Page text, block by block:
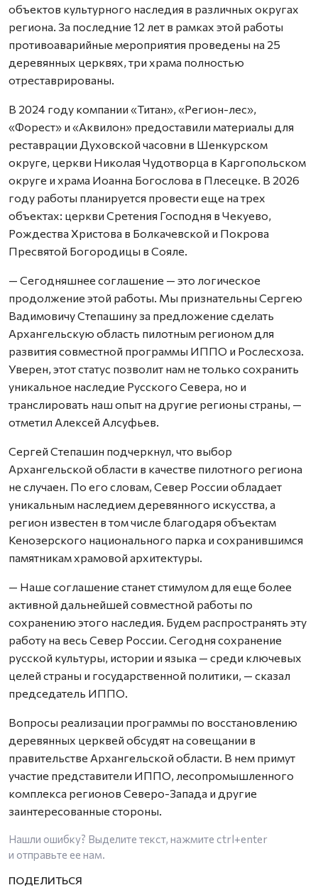
объектов культурного наследия в различных округах
региона. За последние 12 лет в рамках этой работы
противоаварийные мероприятия проведены на 25
деревянных церквях, три храма полностью
отреставрированы.
В 2024 году компании «Титан», «Регион-лес»,
«Форест» и «Аквилон» предоставили материалы для
реставрации Духовской часовни в Шенкурском
округе, церкви Николая Чудотворца в Каргопольском
округе и храма Иоанна Богослова в Плесецке. В 2026
году работы планируется провести еще на трех
объектах: церкви Сретения Господня в Чекуево,
Рождества Христова в Болкачевской и Покрова
Пресвятой Богородицы в Сояле.
— Сегодняшнее соглашение — это логическое
продолжение этой работы. Мы признательны Сергею
Вадимовичу Степашину за предложение сделать
Архангельскую область пилотным регионом для
развития совместной программы ИППО и Рослесхоза.
Уверен, этот статус позволит нам не только сохранить
уникальное наследие Русского Севера, но и
транслировать наш опыт на другие регионы страны, —
отметил Алексей Алсуфьев.
Сергей Степашин подчеркнул, что выбор
Архангельской области в качестве пилотного региона
не случаен. По его словам, Север России обладает
уникальным наследием деревянного искусства, а
регион известен в том числе благодаря объектам
Кенозерского национального парка и сохранившимся
памятникам храмовой архитектуры.
— Наше соглашение станет стимулом для еще более
активной дальнейшей совместной работы по
сохранению этого наследия. Будем распространять эту
работу на весь Север России. Сегодня сохранение
русской культуры, истории и языка — среди ключевых
целей страны и государственной политики, — сказал
председатель ИППО.
Вопросы реализации программы по восстановлению
деревянных церквей обсудят на совещании в
правительстве Архангельской области. В нем примут
участие представители ИППО, лесопромышленного
комплекса регионов Северо-Запада и другие
заинтересованные стороны.
Нашли ошибку? Выделите текст, нажмите ctrl+enter
и отправьте ее нам.